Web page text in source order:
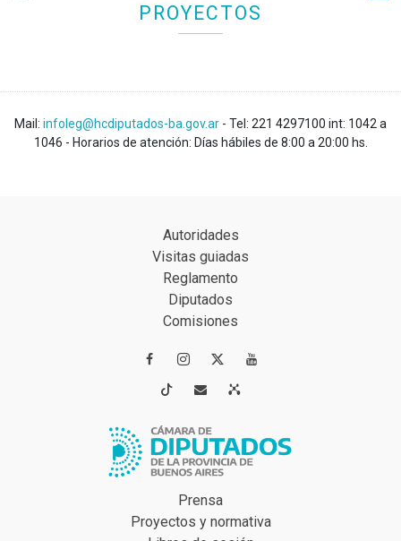
PROYECTOS
Mail: infoleg@hcdiputados-ba.gov.ar - Tel: 221 4297100 int: 1042 a
1046 - Horarios de atención: Días hábiles de 8:00 a 20:00 hs.
Autoridades
Visitas guiadas
Reglamento
Diputados
Comisiones
 
 
Prensa
Proyectos y normativa